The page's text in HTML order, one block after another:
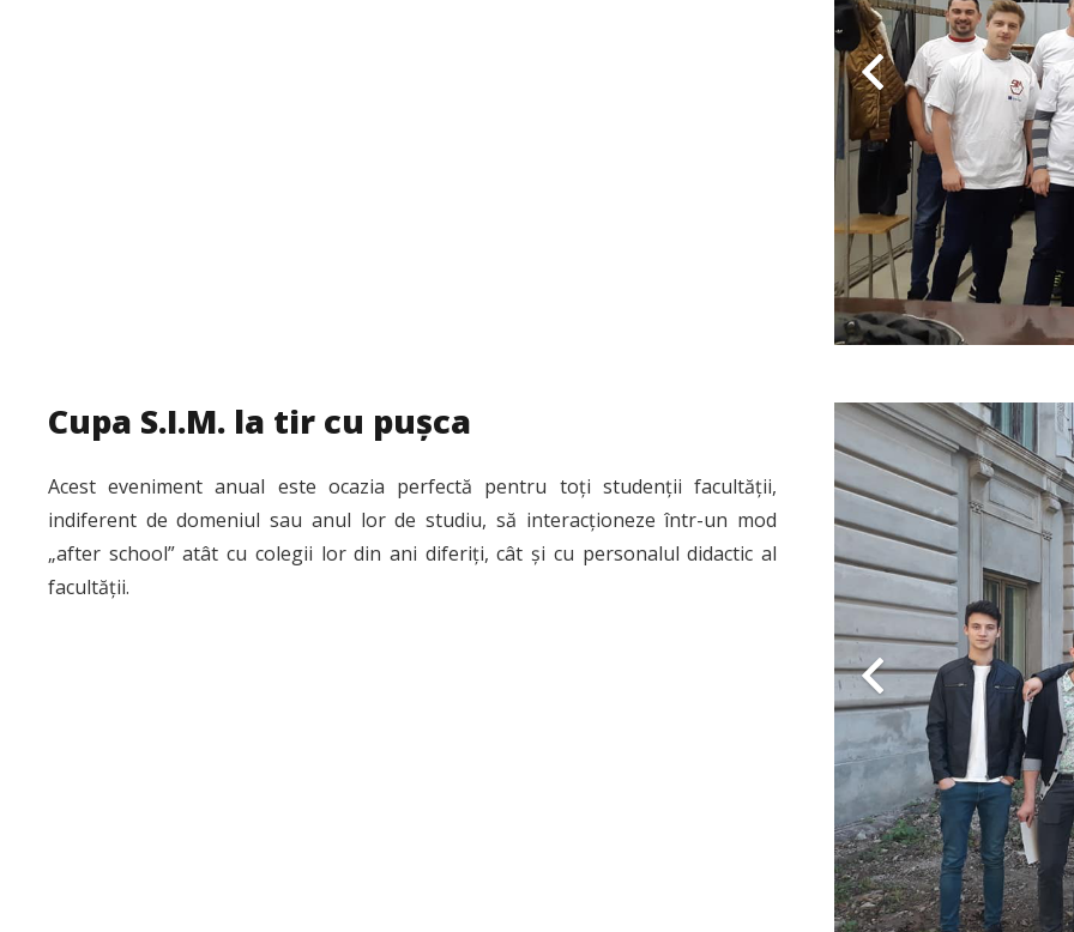
Cupa S.I.M. la tir cu pușca
Acest eveniment anual este ocazia perfectă pentru toți studenții facultății,
indiferent de domeniul sau anul lor de studiu, să interacționeze într-un mod
„after school” atât cu colegii lor din ani diferiți, cât și cu personalul didactic al
facultății.